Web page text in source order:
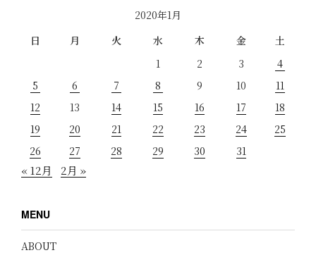
2020年1月
日
月 火 水 木 金
土
1
2 3
4
5
6 7 8 9 10
11
12
13 14 15 16 17
18
19
20 21 22 23 24
25
26
27 28 29 30 31
« 12月 2月 »
MENU
ABOUT